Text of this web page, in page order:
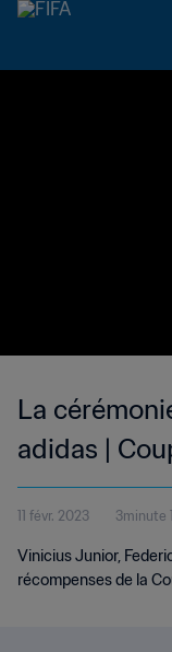
La
adidas |
Clubs de la
11 févr. 2023 3minute
Vinicius Junior,
récompenses de la